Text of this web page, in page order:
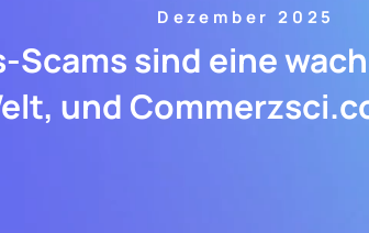
Dezember 2025
sind eine
und